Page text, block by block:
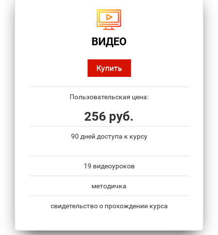
ВИДЕО
Купить
Пользовательская цена:
256 руб.
90 дней доступа к курсу
19 видеоуроков
методичка
свидетельство о прохождении курса